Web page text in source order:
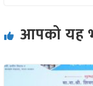
आपको यह